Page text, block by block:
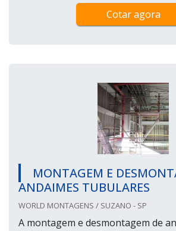
Cotar agora
MONTAGEM E
ANDAIMES TUBULARES
WORLD MONTAGENS / SUZANO - SP
A montagem e desmontagem de